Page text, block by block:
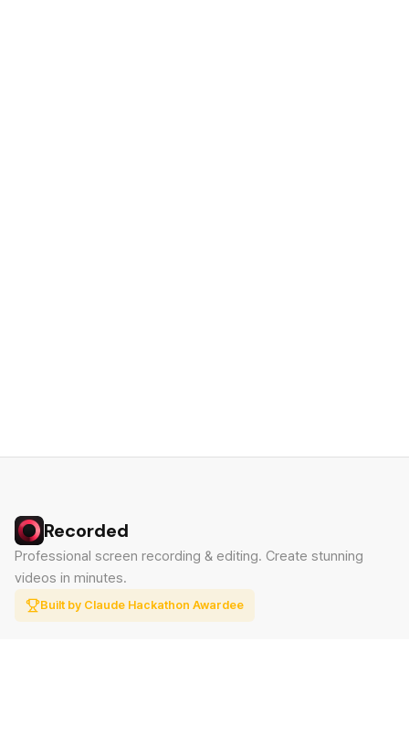
Recorded
Professional screen recording & editing. Create stunning
videos in minutes.
Built by Claude Hackathon Awardee